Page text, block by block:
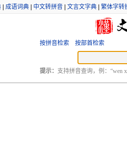
成语词典 中文转拼音 文言文字典 繁体字转
按拼音检索 按部首检索
提示： 支持拼音查询，例：“wen